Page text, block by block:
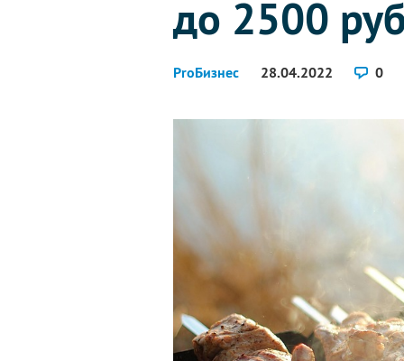
до 2500
ProБизнес 28.04.2022 0